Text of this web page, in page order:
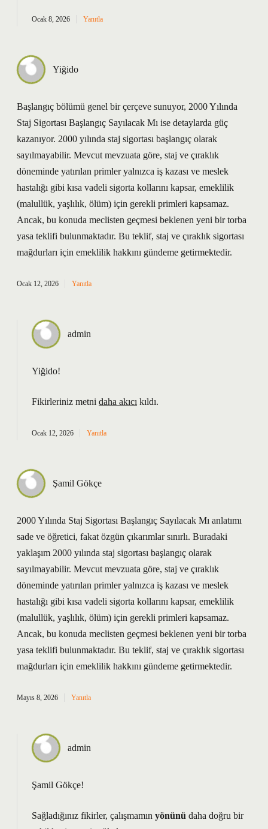
Ocak 8, 2026 Yanıtla
Yiğido
Başlangıç bölümü genel bir çerçeve sunuyor, 2000 Yılında
Staj Sigortası Başlangıç Sayılacak Mı ise detaylarda güç
kazanıyor. 2000 yılında staj sigortası başlangıç olarak
sayılmayabilir. Mevcut mevzuata göre, staj ve çıraklık
döneminde yatırılan primler yalnızca iş kazası ve meslek
hastalığı gibi kısa vadeli sigorta kollarını kapsar, emeklilik
(malullük, yaşlılık, ölüm) için gerekli primleri kapsamaz.
Ancak, bu konuda meclisten geçmesi beklenen yeni bir torba
yasa teklifi bulunmaktadır. Bu teklif, staj ve çıraklık sigortası
mağdurları için emeklilik hakkını gündeme getirmektedir.
Ocak 12, 2026 Yanıtla
admin
Yiğido!
Fikirleriniz metni daha akıcı kıldı.
Ocak 12, 2026 Yanıtla
Şamil Gökçe
2000 Yılında Staj Sigortası Başlangıç Sayılacak Mı anlatımı
sade ve öğretici, fakat özgün çıkarımlar sınırlı. Buradaki
yaklaşım 2000 yılında staj sigortası başlangıç olarak
sayılmayabilir. Mevcut mevzuata göre, staj ve çıraklık
döneminde yatırılan primler yalnızca iş kazası ve meslek
hastalığı gibi kısa vadeli sigorta kollarını kapsar, emeklilik
(malullük, yaşlılık, ölüm) için gerekli primleri kapsamaz.
Ancak, bu konuda meclisten geçmesi beklenen yeni bir torba
yasa teklifi bulunmaktadır. Bu teklif, staj ve çıraklık sigortası
mağdurları için emeklilik hakkını gündeme getirmektedir.
Mayıs 8, 2026 Yanıtla
admin
Şamil Gökçe!
Sağladığınız fikirler, çalışmamın yönünü daha doğru bir